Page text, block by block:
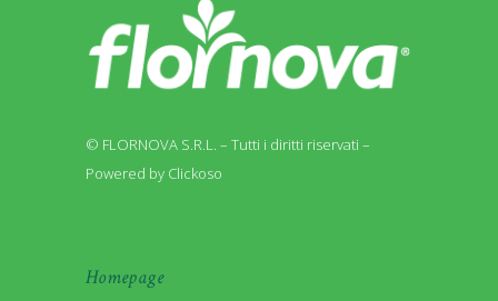
© FLORNOVA S.R.L. – Tutti i diritti riservati –
Powered by Clickoso
Homepage